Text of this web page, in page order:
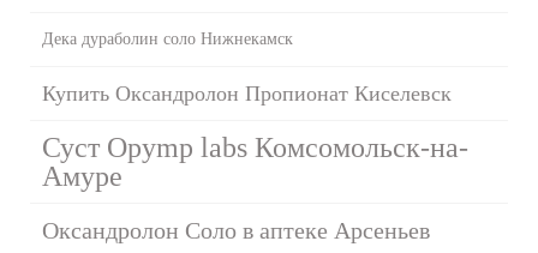
Дека дураболин соло Нижнекамск
Купить Оксандролон Пропионат Киселевск
Суст Opymp labs Комсомольск-на-
Амуре
Оксандролон Соло в аптеке Арсеньев